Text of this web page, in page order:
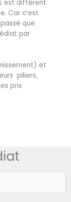
est différent
Car c’est
que
par
et
piliers,
prix